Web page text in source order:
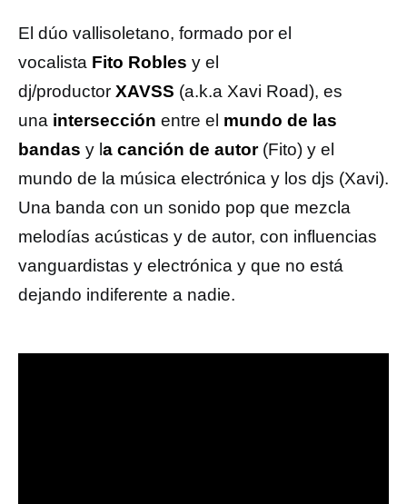
El dúo vallisoletano, formado por el
vocalista Fito Robles y el
dj/productor XAVSS (a.k.a Xavi Road), es
una intersección entre el mundo de las
bandas y l a canción de autor(Fito) y el
mundo de la música electrónica y los djs (Xavi).
Una banda con un sonido pop que mezcla
melodías acústicas y de autor, con influencias
vanguardistas y electrónica y que no está
dejando indiferente a nadie.